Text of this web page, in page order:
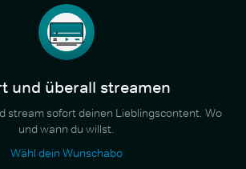
und überall streamen
stream sofort deinen Lieblingscontent. Wo
und wann du willst.
Wähl dein Wunschabo